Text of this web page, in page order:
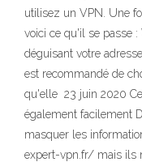
utilisez un VPN. Une
voici ce qu'il se passe
déguisant votre
est recommandé de
qu'elle 23 juin 2020
également facilement
masquer les
expert-vpn.fr/ mais ils